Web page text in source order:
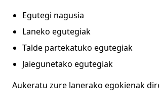
Egutegi nagusia
Laneko egutegiak
Talde partekatuko egutegiak
Jaiegunetako egutegiak
Aukeratu zure lanerako egokienak